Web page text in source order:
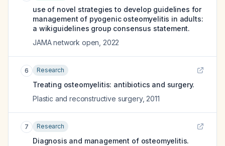
use of novel strategies to develop guidelines for
management of pyogenic osteomyelitis in adults:
a wikiguidelines group consensus statement.
JAMA network open 2022
6 Research
Treating osteomyelitis: antibiotics and surgery.
Plastic and reconstructive surgery, 2011
7 Research
Diagnosis and management of osteomyelitis.